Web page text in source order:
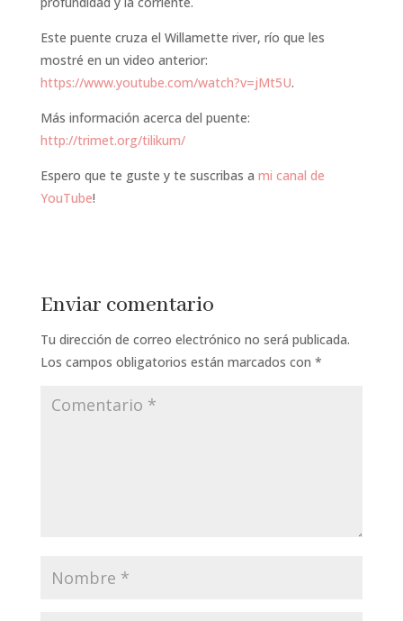
Este puente cruza el Willamette river, río que les
mostré en un video anterior:
https://www.youtube.com/watch?v=jMt5U.
Más información acerca del puente:
http://trimet.org/tilikum/
Espero que te guste y te suscribas a mi canal de
YouTube!
Enviar comentario
Tu dirección de correo electrónico no será publicada.
Los campos obligatorios están marcados con *